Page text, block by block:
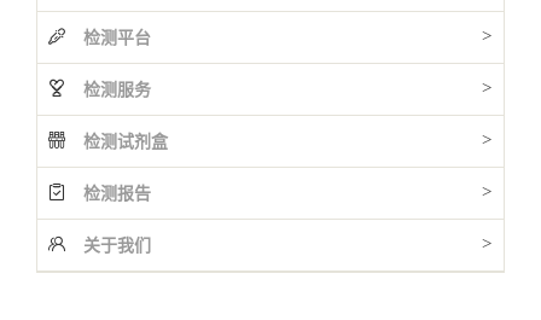
检测平台 >
检测服务 >
检测试剂盒 >
检测报告 >
关于我们 >